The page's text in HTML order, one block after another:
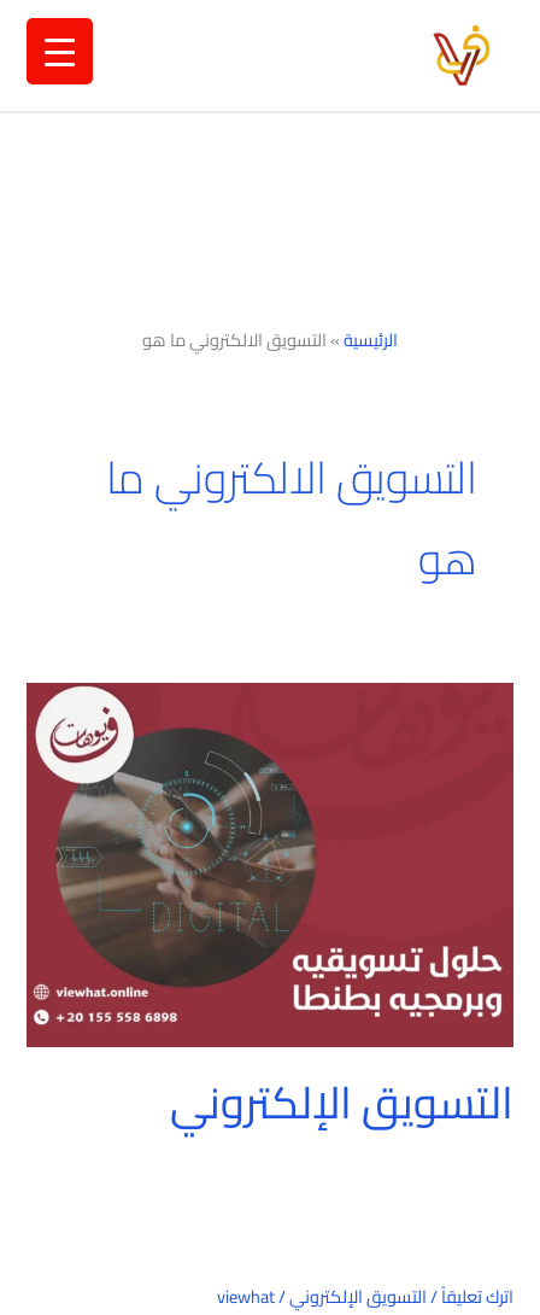
الرئيسية»التسويق الالكتروني ما هو
التسويق الالكتروني ما
هو
التسويق الإلكتروني
اترك تعليقاً/التسويق الإلكتروني/
viewhat